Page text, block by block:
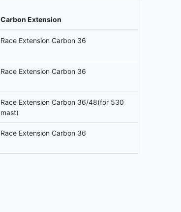
Carbon Extension
Race Extension Carbon 36
Race Extension Carbon 36
Race Extension Carbon 36/48(for 530
mast)
Race Extension Carbon 36